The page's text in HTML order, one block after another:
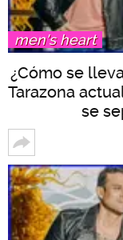
men's heart
¿Cómo se
Tarazona
se